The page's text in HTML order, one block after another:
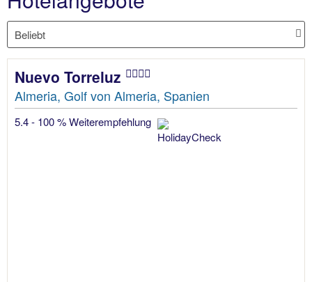
Nuevo Torreluz
Almeria, Golf von Almeria, Spanien
5.4 - 100 % Weiterempfehlung